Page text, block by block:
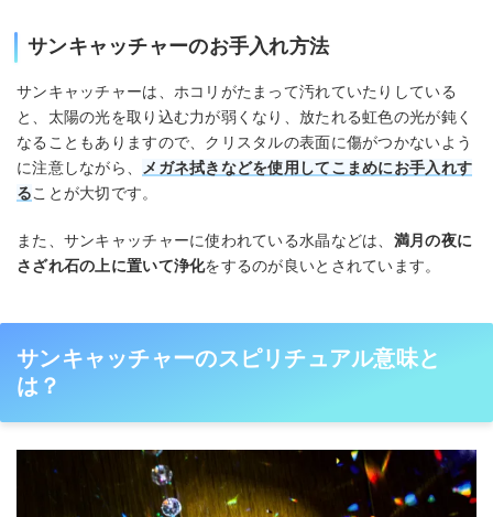
サンキャッチャーのお手入れ方法
サンキャッチャーは、ホコリがたまって汚れていたりしている
と、太陽の光を取り込む力が弱くなり、放たれる虹色の光が鈍く
なることもありますので、クリスタルの表面に傷がつかないよう
に注意しながら、
メガネ拭きなどを使用してこまめにお手入れす
ることが大切です。
また、サンキャッチャーに使われている水晶などは、 満月の夜に
さざれ石の上に置いて浄化をするのが良いとされています。
サンキャッチャーのスピリチュアル意味と
は？